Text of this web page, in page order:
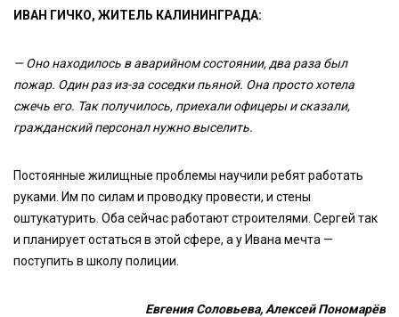
ИВАН ГИЧКО, ЖИТЕЛЬ КАЛИНИНГРАДА:
— Оно находилось в аварийном состоянии, два раза был
пожар. Один раз из-за соседки пьяной. Она просто хотела
сжечь его. Так получилось, приехали офицеры и сказали,
гражданский персонал нужно выселить.
Постоянные жилищные проблемы научили ребят работать
руками. Им по силам и проводку провести, и стены
оштукатурить. Оба сейчас работают строителями. Сергей так
и планирует остаться в этой сфере, а у Ивана мечта —
поступить в школу полиции.
Евгения Соловьева, Алексей Пономарёв